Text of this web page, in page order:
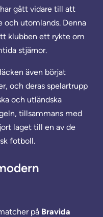
gått vidare till att
och utomlands. Denna
klubben ett rykte om
stjärnor.
även börjat
och deras spelartrupp
och utländska
tillsammans med
laget till en av de
fotboll.
på Bravida